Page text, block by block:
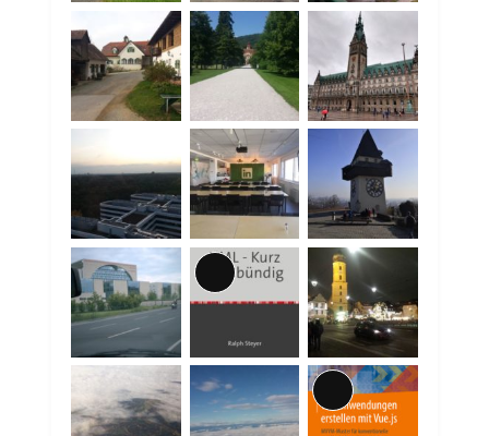
Lange
Beschreibung
Lange
Beschreibung